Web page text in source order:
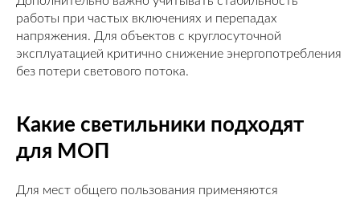
работы при частых включениях и перепадах
напряжения. Для объектов с круглосуточной
эксплуатацией критично снижение энергопотребления
без потери светового потока.
Какие светильники подходят
для МОП
Для мест общего пользования применяются